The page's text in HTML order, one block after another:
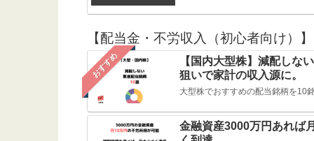
【配当金・不労収入（初心者向け）】
おすすめ
【国内大型株】減配しな
狙いで家計の収入源に。
大型株でおすすめの配当銘柄を10
金融資産3000万円あれば